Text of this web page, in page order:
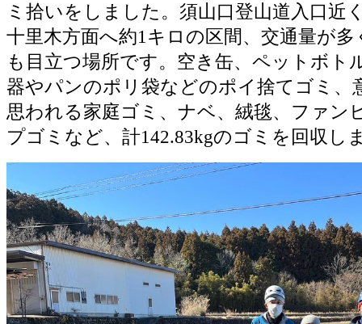
ミ拾いをしました。須山口登山道入口近
十里木方面へ約1キロの区間、交通量が
も目立つ場所です。空き缶、ペットボト
器やパンのポリ袋などのポイ捨てゴミ、
思われる家庭ゴミ、ナベ、絨毯、ファン
プゴミなど、計142.83kgのゴミを回収し